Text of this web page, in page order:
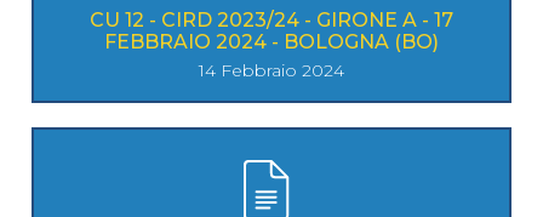
CU 12 - CIRD 2023/24 - GIRONE A - 17
FEBBRAIO 2024 - BOLOGNA (BO)
14 Febbraio 2024